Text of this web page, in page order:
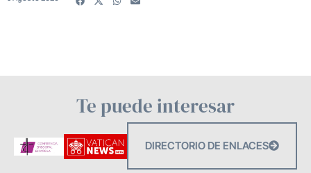
Te puede interesar
DIRECTORIO DE ENLACES